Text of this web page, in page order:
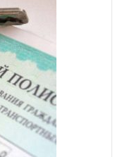
заканчивается
прием
Единой
налоговой
декларации